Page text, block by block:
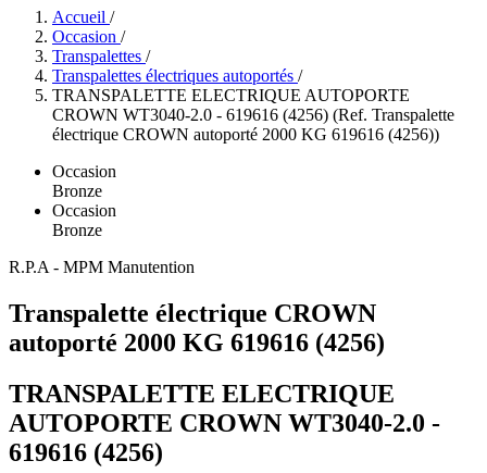
Accueil /
Occasion /
Transpalettes /
Transpalettes électriques autoportés /
TRANSPALETTE ELECTRIQUE AUTOPORTE
CROWN WT3040-2.0 - 619616 (4256) (Ref. Transpalette
électrique CROWN autoporté 2000 KG 619616 (4256))
Occasion
Bronze
Occasion
Bronze
R.P.A - MPM Manutention
Transpalette électrique CROWN
autoporté 2000 KG 619616 (4256)
TRANSPALETTE ELECTRIQUE
AUTOPORTE CROWN WT3040-2.0 -
619616 (4256)